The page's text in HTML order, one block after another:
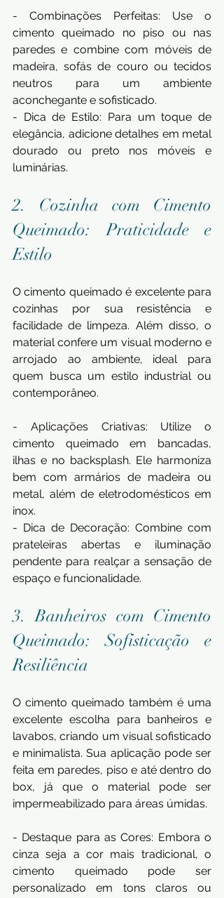
- Combinações Perfeitas: Use o
cimento queimado no piso ou nas
paredes e combine com móveis de
madeira, sofás de couro ou tecidos
neutros para um ambiente
aconchegante e sofisticado.
- Dica de Estilo: Para um toque de
elegância, adicione detalhes em metal
dourado ou preto nos móveis e
luminárias.
2. Cozinha com Cimento
Queimado: Praticidade e
Estilo
O cimento queimado é excelente para
cozinhas por sua resistência e
facilidade de limpeza. Além disso, o
material confere um visual moderno e
arrojado ao ambiente, ideal para
quem busca um estilo industrial ou
contemporâneo.
- Aplicações Criativas: Utilize o
cimento queimado em bancadas,
ilhas e no backsplash. Ele harmoniza
bem com armários de madeira ou
metal, além de eletrodomésticos em
inox.
- Dica de Decoração: Combine com
prateleiras abertas e iluminação
pendente para realçar a sensação de
espaço e funcionalidade.
3. Banheiros com Cimento
Queimado: Sofisticação e
Resiliência
O cimento queimado também é uma
excelente escolha para banheiros e
lavabos, criando um visual sofisticado
e minimalista. Sua aplicação pode ser
feita em paredes, piso e até dentro do
box, já que o material pode ser
impermeabilizado para áreas úmidas.
- Destaque para as Cores: Embora o
cinza seja a cor mais tradicional, o
cimento queimado pode ser
personalizado em tons claros ou